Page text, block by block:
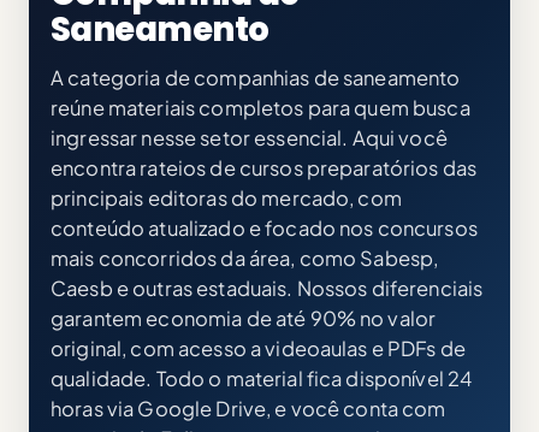
Saneamento
A categoria de companhias de saneamento
reúne materiais completos para quem busca
ingressar nesse setor essencial. Aqui você
encontra rateios de cursos preparatórios das
principais editoras do mercado, com
conteúdo atualizado e focado nos concursos
mais concorridos da área, como Sabesp,
Caesb e outras estaduais. Nossos diferenciais
garantem economia de até 90% no valor
original, com acesso a videoaulas e PDFs de
qualidade. Todo o material fica disponível 24
horas via Google Drive, e você conta com